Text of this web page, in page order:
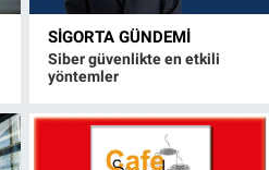
SIGORTA GÜNDEMI
Siber güvenlikte en etkili
yöntemler